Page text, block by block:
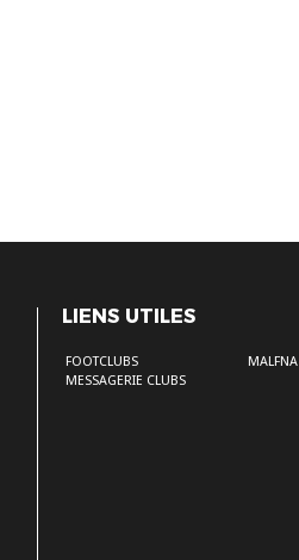
LIENS UTILES
FOOTCLUBS
MESSAGERIE CLUBS
MALFNA